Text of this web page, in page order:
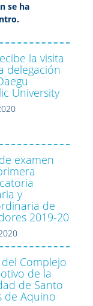
se ha
la visita
delegación
University
examen
y
de
2019-20
Complejo
de la
de Santo
de Aquino